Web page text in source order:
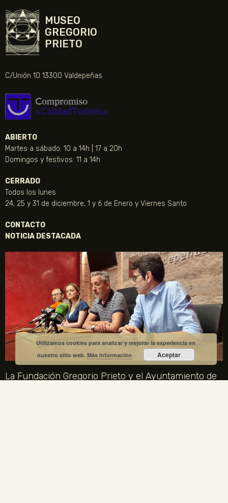
MUSEO
GREGORIO
PRIETO
C/Unión 10 13300 Valdepeñas
ABIERTO
Martes a sábado: 10 a 14h | 17 a 20h
Domingos y festivos: 11 a 14h
CERRADO
Todos los lunes
24, 25 y 31 de diciembre, 1 y 6 de Enero y Viernes Santo
CONTACTO
NOTICIA DESTACADA
La Fundación Gregorio Prieto y el Ayuntamiento de
Utilizamos cookies para analizar y mejorar la experiencia en
nuestro sitio web.Más información Aceptar